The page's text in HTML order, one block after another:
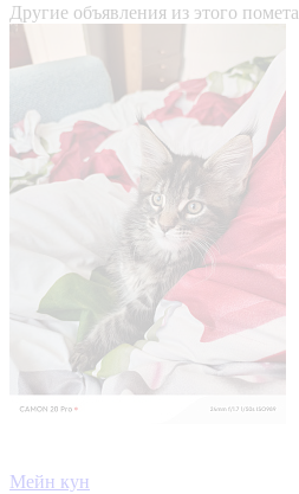
Другие объявления из этого помета
Мейн кун